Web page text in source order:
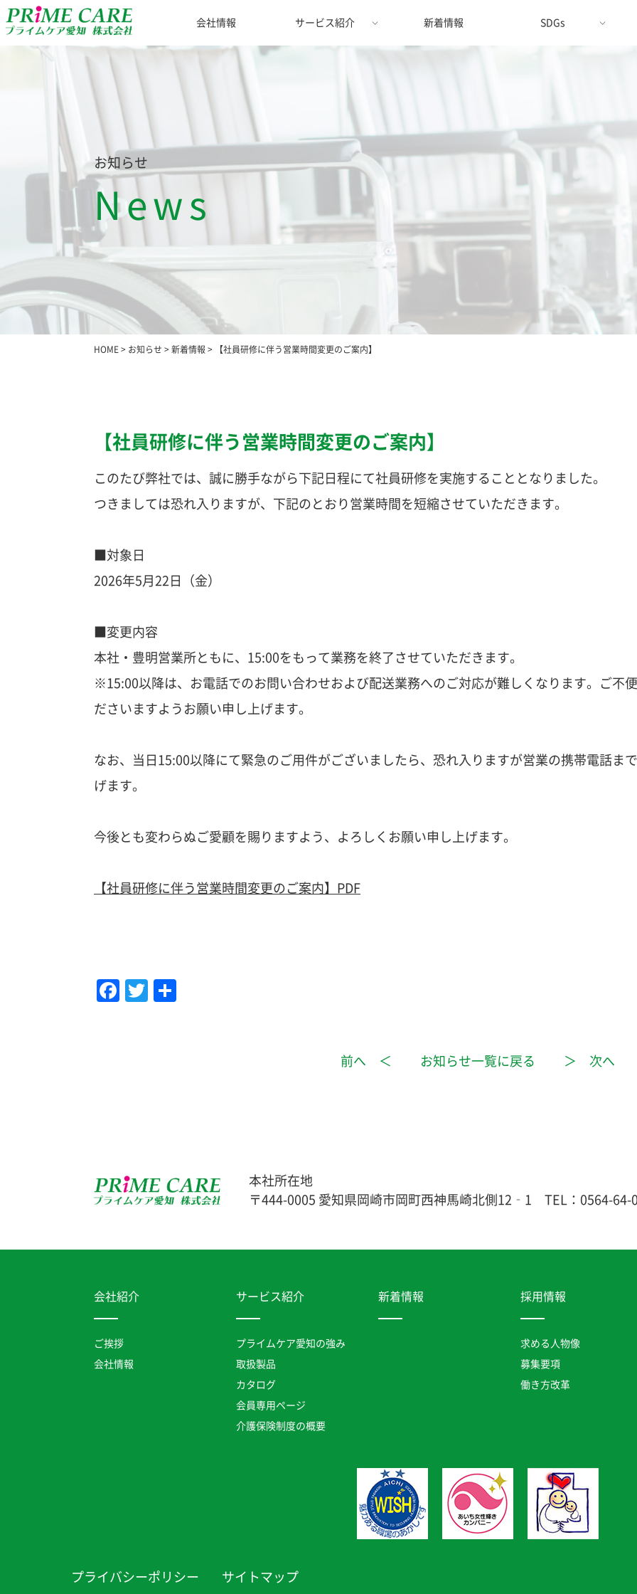
会社情報 サービス紹介 新着情報 SDGs
お知らせ
News
HOME > お知らせ > 新着情報 > 【社員研修に伴う営業時間変更のご案内】
【社員研修に伴う営業時間変更のご案内】
このたび弊社では、誠に勝手ながら下記日程にて社員研修を実施することとなりました。
つきましては恐れ入りますが、下記のとおり営業時間を短縮させていただきます。
■対象日
2026年5月22日（金）
■変更内容
本社・豊明営業所ともに、15:00をもって業務を終了させていただきます。
※15:00以降は、お電話でのお問い合わせおよび配送業務へのご対応が難しくなります。ご不
ださいますようお願い申し上げます。
なお、当日15:00以降にて緊急のご用件がございましたら、恐れ入りますが営業の携帯電話ま
げます。
今後とも変わらぬご愛顧を賜りますよう、よろしくお願い申し上げます。
【社員研修に伴う営業時間変更のご案内】PDF
Facebook
Twitter
前へ ＜ お知らせ一覧に戻る ＞ 次へ
本社所在地
〒444-0005 愛知県岡崎市岡町西神馬崎北側12‐1 TEL：0564-64-
会社紹介
ご挨拶
会社情報
サービス紹介
プライムケア愛知の強み
取扱製品
カタログ
会員専用ページ
介護保険制度の概要
新着情報 採用情報
求める人物像
募集要項
働き方改革
プライバシーポリシー サイトマップ